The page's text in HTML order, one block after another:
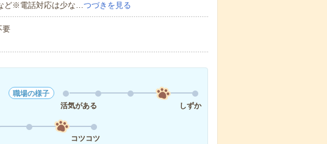
ど※電話対応は少な…つづきを見る
要
職場の様子
活気がある
しずか
コツコツ